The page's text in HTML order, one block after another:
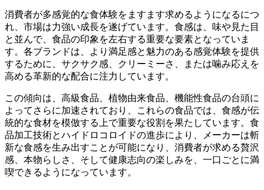
消費者が多感覚的な食体験をますます求めるようになるにつ
れ、市場は力強い成長を遂げています。食感は、味や見た目
と並んで、食品の印象を左右する重要な要素となっていま
す。各ブランドは、より満足感と魅力のある感覚体験を提供
するために、サクサク感、クリーミーさ、または噛み応えを
高める革新的な配合に注力しています。
この傾向は、高級食品、植物由来食品、機能性食品の台頭に
よってさらに加速されており、これらの食品では、食感が伝
統的な食材を模倣する上で重要な役割を果たしています。食
品加工技術とハイドロコロイドの進歩により、メーカーは斬
新な食感を生み出すことが可能になり、消費者が求める贅沢
感、本物らしさ、そして健康志向の楽しみを、一口ごとに満
喫できるようになっています。